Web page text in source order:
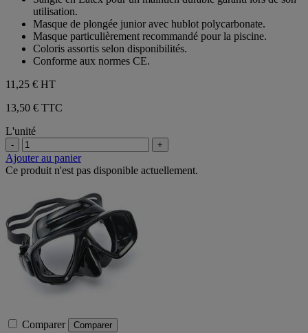
utilisation.
Masque de plongée junior avec hublot polycarbonate.
Masque particulièrement recommandé pour la piscine.
Coloris assortis selon disponibilités.
Conforme aux normes CE.
11,25 € HT
13,50 € TTC
L'unité
- +
Ajouter au panier
Ce produit n'est pas disponible actuellement.
Comparer Comparer